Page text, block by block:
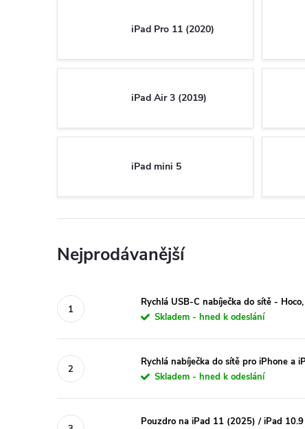
iPad Pro 11 (2020)
iPad Air 3 (2019)
iPad mini 5
Nejprodávanější
Rychlá USB-C nabíječka do sítě -
Skladem - hned k odeslání
Rychlá nabíječka do sítě pro iPhone a
Skladem - hned k odeslání
Pouzdro na iPad 11 (2025) / iPad